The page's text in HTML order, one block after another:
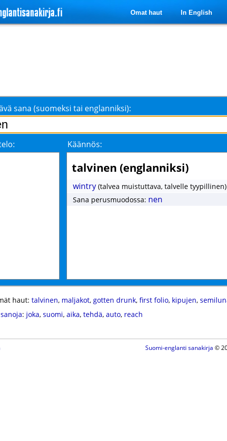
Omat haut In English
sana (suomeksi tai englanniksi):
Käännös:
talvinen (englanniksi)
wintry (talvea muistuttava, talvelle tyypillinen)
Sana perusmuodossa: nen
haut: talvinen, maljakot, gotten drunk, first folio, kipujen,
: joka, suomi, aika, tehdä, auto, reach
Suomi-englanti sanakirja ©